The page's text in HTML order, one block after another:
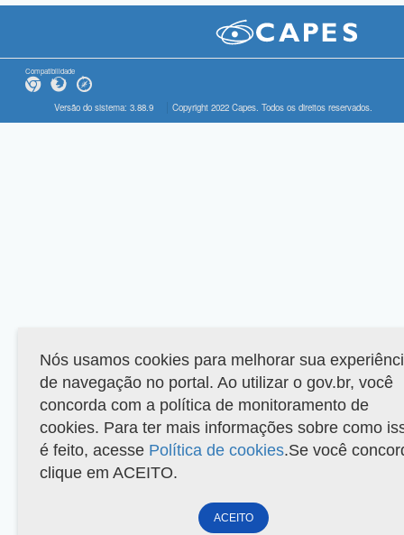
Compatibilidade
Versão do sistema: 3.88.9 Copyright 2022 Capes. Todos os direitos reservados.
Nós usamos cookies para melhorar sua
de navegação no portal. Ao utilizar o gov.br, você
concorda com a política de monitoramento de
cookies. Para ter mais informações sobre como
é feito, acesse Política de cookies.Se você
clique em ACEITO.
ACEITO